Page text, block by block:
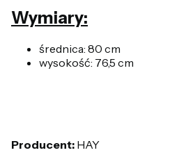
Wymiary:
średnica: 80 cm
wysokość: 76,5 cm
Producent: HAY